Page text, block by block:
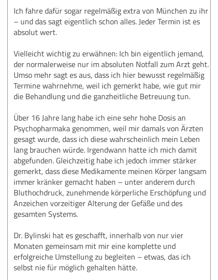
Ich fahre dafür sogar regelmäßig extra von München zu ihr
– und das sagt eigentlich schon alles. Jeder Termin ist es
absolut wert.
Vielleicht wichtig zu erwähnen: Ich bin eigentlich jemand,
der normalerweise nur im absoluten Notfall zum Arzt geht.
Umso mehr sagt es aus, dass ich hier bewusst regelmäßig
Termine wahrnehme, weil ich gemerkt habe, wie gut mir
die Behandlung und die ganzheitliche Betreuung tun.
Über 16 Jahre lang habe ich eine sehr hohe Dosis an
Psychopharmaka genommen, weil mir damals von Ärzten
gesagt wurde, dass ich diese wahrscheinlich mein Leben
lang brauchen würde. Irgendwann hatte ich mich damit
abgefunden. Gleichzeitig habe ich jedoch immer stärker
gemerkt, dass diese Medikamente meinen Körper langsam
immer kränker gemacht haben – unter anderem durch
Bluthochdruck, zunehmende körperliche Erschöpfung und
Anzeichen vorzeitiger Alterung der Gefäße und des
gesamten Systems.
Dr. Bylinski hat es geschafft, innerhalb von nur vier
Monaten gemeinsam mit mir eine komplette und
erfolgreiche Umstellung zu begleiten – etwas, das ich
selbst nie für möglich gehalten hätte.